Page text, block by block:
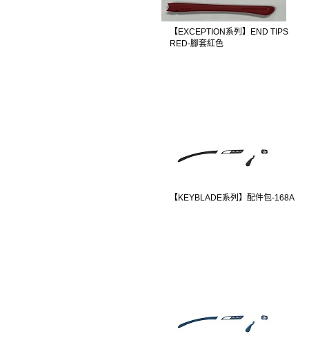
【EXCEPTION系列】END TIPS
RED-腳套紅色
【KEYBLADE系列】配件包-168A